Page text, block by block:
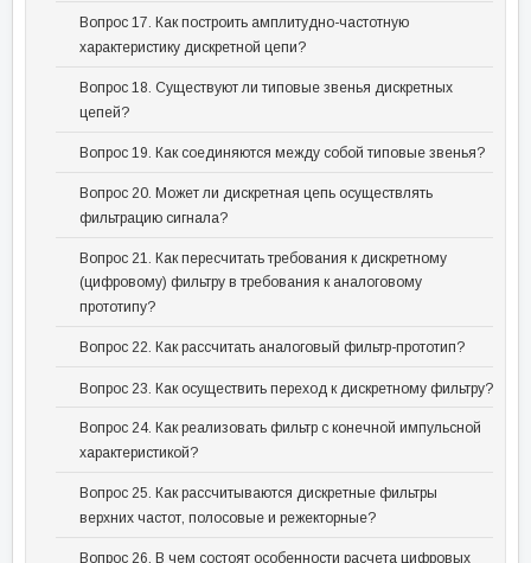
Вопрос 17. Как построить амплитудно-частотную
характеристику дискретной цепи?
Вопрос 18. Существуют ли типовые звенья дискретных
цепей?
Вопрос 19. Как соединяются между собой типовые звенья?
Вопрос 20. Может ли дискретная цепь осуществлять
фильтрацию сигнала?
Вопрос 21. Как пересчитать требования к дискретному
(цифровому) фильтру в требования к аналоговому
прототипу?
Вопрос 22. Как рассчитать аналоговый фильтр-прототип?
Вопрос 23. Как осуществить переход к дискретному фильтру?
Вопрос 24. Как реализовать фильтр с конечной импульсной
характеристикой?
Вопрос 25. Как рассчитываются дискретные фильтры
верхних частот, полосовые и режекторные?
Вопрос 26. В чем состоят особенности расчета цифровых